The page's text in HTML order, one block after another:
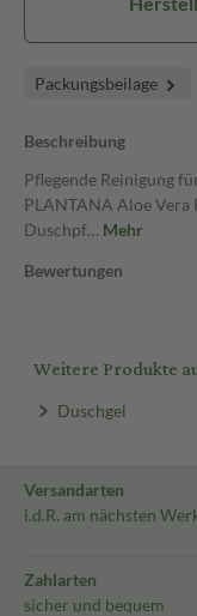
Packungsbeilage
Beschreibung
Pflegende Reinigung
PLANTANA Aloe Vera
Duschpf… Mehr
Bewertungen
Weitere Produkte
Duschgel
Versandarten
i.d.R. am nächsten
Zahlarten
sicher und bequem